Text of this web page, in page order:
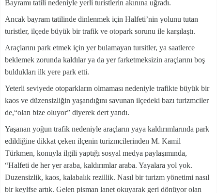
Bayramı tatili nedeniyle yerli turistlerin akınına uğradı.
Ancak bayram tatilinde dinlenmek için Halfeti’nin yolunu tutan
turistler, ilçede büyük bir trafik ve otopark sorunu ile karşılaştı.
Araçlarını park etmek için yer bulamayan tursitler, ya saatlerce
beklemek zorunda kaldılar ya da yer farketmeksizin araçlarını boş
buldukları ilk yere park etti.
Yeterli seviyede otoparkların olmaması nedeniyle trafikte büyük bir
kaos ve düzensizliğin yaşandığını savunan ilçedeki bazı turizmciler
de,“olan bize oluyor” diyerek dert yandı.
Yaşanan yoğun trafik nedeniyle araçların yaya kaldırımlarında park
edildiğine dikkat çeken ilçenin turizmcilerinden M. Kamil
Türkmen, konuyla ilgili yaptığı sosyal medya paylaşımında,
“Halfeti de her yer araba, kaldırımlar araba. Yayalara yol yok.
Duzensizlik, kaos, kalabalık rezillik. Nasıl bir turizm yönetimi nasıl
bir keylfse artık. Gelen pisman lanet okuyarak geri dönüyor olan